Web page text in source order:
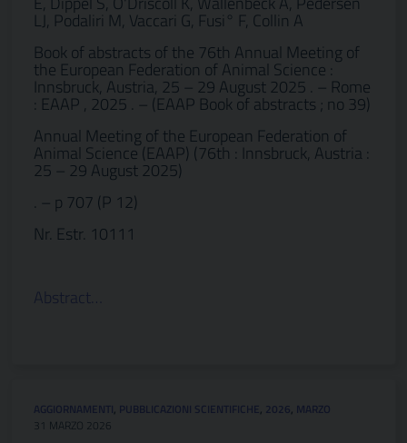
LJ, Podaliri M, Vaccari G, Fusi° F, Collin A
Book of abstracts of the 76th Annual Meeting of
the European Federation of Animal Science :
Innsbruck, Austria, 25 – 29 August 2025 . – Rome
: EAAP , 2025 . – (EAAP Book of abstracts ; no 39)
Annual Meeting of the European Federation of
Animal Science (EAAP) (76th : Innsbruck, Austria :
25 – 29 August 2025)
. – p 707 (P 12)
Nr. Estr. 10111
Abstract…
AGGIORNAMENTI, PUBBLICAZIONI SCIENTIFICHE, 2026, MARZO
31 MARZO 2026